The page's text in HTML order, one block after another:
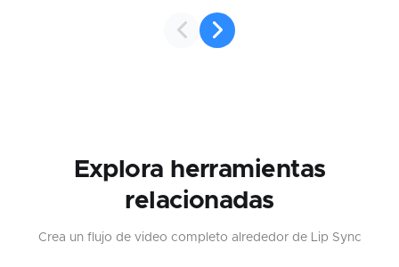
Explora herramientas
relacionadas
Crea un flujo de video completo alrededor de Lip Sync